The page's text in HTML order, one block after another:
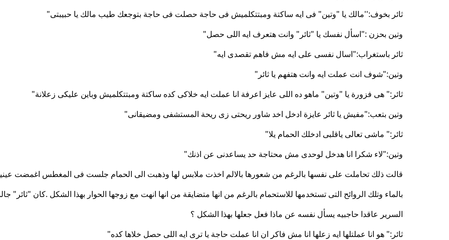
ثائر بخوف:''مالك يا "وتين" فى ايه ساكتة ومبتتكلميش فى حاجة حصلت فى حاجة بتوجعك طيب مالك يا حبيبتى"
وتين بحزن :"اسأل نفسك يا "ثائر" وانت هتعرف ايه اللى حصل"
ثائر باستغراب:"اسال نفسى على ايه مش فاهم تقصدى ايه"
وتين:"شوف انت عملت ايه وانت هتفهم يا ثائر"
ثائر:" هى فزورة يا "وتين" ماهو ده اللى عايز اعرفة انا عملت ايه خلاكى كده ساكتة ومبتتكلميش وباين عليكى زعلانة"
وتين بتعب:"مفيش يا ثائر عايزة ادخل اخد شاور ريحتى زى ريحة المستشفى ومضيقانى"
ثائر:" ماشى تعالى ياقلبى ادخلك الحمام يلا"
وتين:"لاء شكرا انا هدخل لوحدى مش محتاجة حد يساعدنى عن اذنك"
قالت ذلك تحاملت على نفسها بالرغم من شعورها بالالم اخذت ملابس لها وذهبت الى الحمام جلست فى المغطس اغمضت
بالماء وتلك الروائح التى تستخدمها للاستحمام بالرغم من انها متضايقة من انها انهت مع زوجها الحوار بهذا الشكل .كان "ثائر"
السرير عاقدا حاجبيه يسأل نفسه عن ماذا فعل جعلها بهذا الشكل ؟
ثائر:" هو انا عملتلها ايه زعلها انا مش فاكر ان انا عملت حاجة يا ترى ايه اللى حصل خلاها كده"